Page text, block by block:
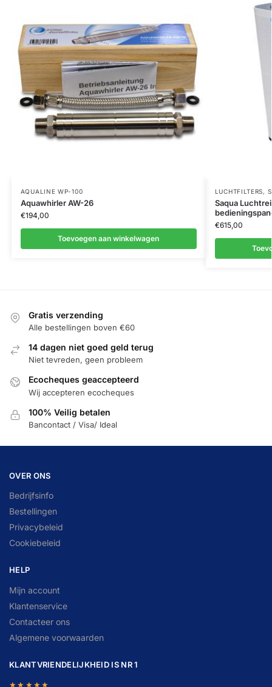
AQUALINE WP-100
Aquawhirler AW-26
€194,00
Toevoegen aan winkelwagen
LUCHTFILTERS,
Saqua
€615,00
Gratis verzending
Alle bestellingen boven €60
14 dagen niet goed geld terug
Niet tevreden, geen probleem
Ecocheques geaccepteerd
Wij accepteren ecocheques
100% Veilig betalen
Bancontact / Visa/ Ideal
OVER ONS
Bedrijfsinfo
Bestellingen
Privacybeleid
Cookiebeleid
HELP
Mijn account
Klantenservice
Contacteer ons
Algemene voorwaarden
KLANTVRIENDELIJKHEID IS NR 1
★★★★★